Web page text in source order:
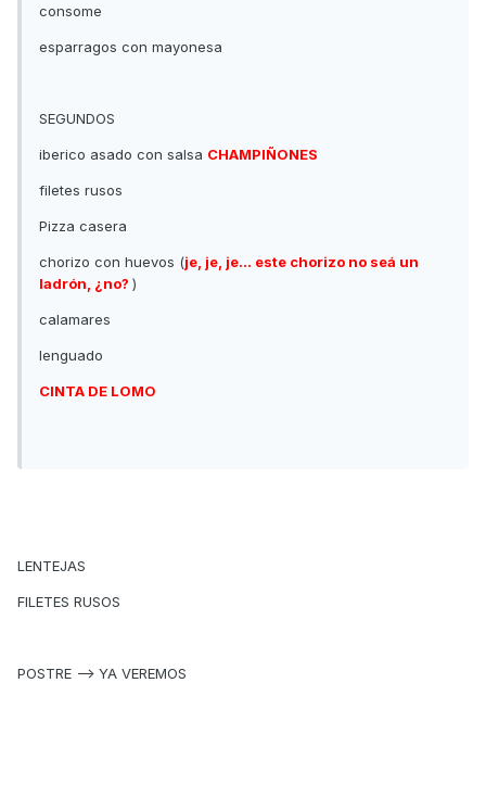
consome
esparragos con mayonesa
SEGUNDOS
iberico asado con salsa CHAMPIÑONES
filetes rusos
Pizza casera
chorizo con huevos (je, je, je... este chorizo no seá un
ladrón, ¿no? )
calamares
lenguado
CINTA DE LOMO
LENTEJAS
FILETES RUSOS
POSTRE --> YA VEREMOS